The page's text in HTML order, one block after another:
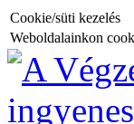
Cookie/süti kezelés
Weboldalainkon